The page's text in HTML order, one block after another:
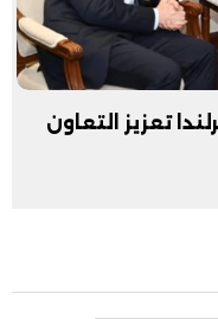
تعزيز التعاون